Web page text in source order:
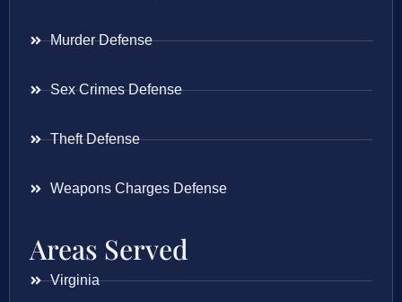
Murder Defense
Sex Crimes Defense
Theft Defense
Weapons Charges Defense
Areas Served
Virginia